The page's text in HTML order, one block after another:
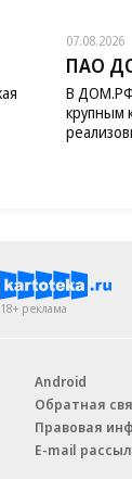
07.08.2026
ПАО
В ДОМ.РФ
крупным
18+ реклама
Android
Обратная
Правовая
E-mail